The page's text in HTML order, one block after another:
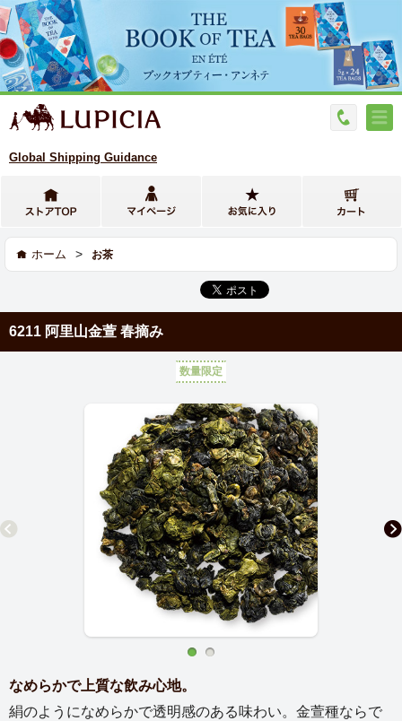
Global Shipping Guidance
ホーム > お茶
6211 阿里山金萱 春摘み
数量限定
なめらかで上質な飲み心地。
絹のようになめらかで透明感のある味わい。金萱種ならで